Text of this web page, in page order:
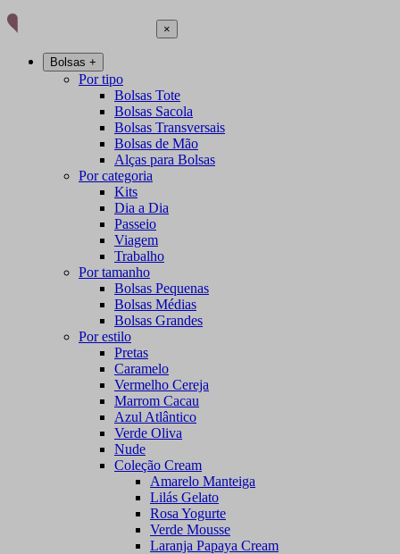
×
Bolsas +
Por tipo
Bolsas Tote
Bolsas Sacola
Bolsas Transversais
Bolsas de Mão
Alças para Bolsas
Por categoria
Kits
Dia a Dia
Passeio
Viagem
Trabalho
Por tamanho
Bolsas Pequenas
Bolsas Médias
Bolsas Grandes
Por estilo
Pretas
Caramelo
Vermelho Cereja
Marrom Cacau
Azul Atlântico
Verde Oliva
Nude
Coleção Cream
Amarelo Manteiga
Lilás Gelato
Rosa Yogurte
Verde Mousse
Laranja Papaya Cream